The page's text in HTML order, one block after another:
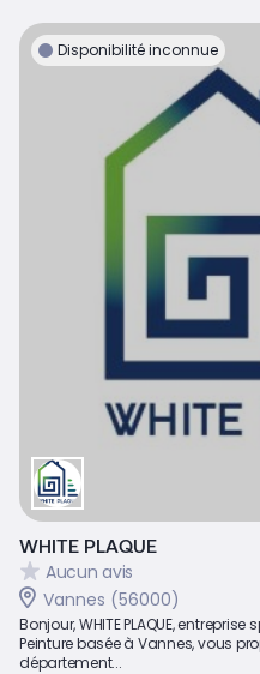
Disponibilité inconnue
WHITE PLAQUE
Aucun avis
Vannes (56000)
Bonjour, WHITE PLAQUE,
Peinture basée à Vannes, vous
département...